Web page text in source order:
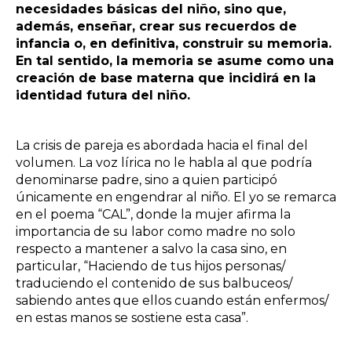
necesidades básicas del niño, sino que,
además, enseñar, crear sus recuerdos de
infancia o, en definitiva, construir su memoria.
En tal sentido, la memoria se asume como una
creación de base materna que incidirá en la
identidad futura del niño.
La crisis de pareja es abordada hacia el final del
volumen. La voz lírica no le habla al que podría
denominarse padre, sino a quien participó
únicamente en engendrar al niño. El yo se remarca
en el poema “CAL”, donde la mujer afirma la
importancia de su labor como madre no solo
respecto a mantener a salvo la casa sino, en
particular, “Haciendo de tus hijos personas/
traduciendo el contenido de sus balbuceos/
sabiendo antes que ellos cuando están enfermos/
en estas manos se sostiene esta casa”.